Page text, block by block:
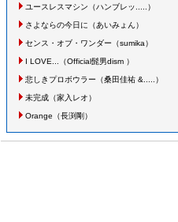
ユースレスマシン （ハンブレッ..... ）
さよならの今日に （あいみょん）
センス・オブ・ワンダー （sumika）
I LOVE... （Official髭男dism ）
悲しきプロボウラー （桑田佳祐 &..... ）
未完成（家入レオ）
Orange （長渕剛 ）